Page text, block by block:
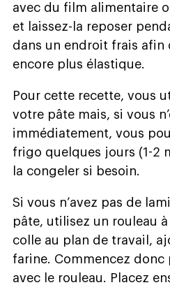
avec du film alimentaire
et laissez-la reposer
dans un endroit frais afin
encore plus élastique.
Pour cette recette, vous
votre pâte mais, si vous
immédiatement, vous
frigo quelques jours (1-2
la congeler si besoin.
Si vous n’avez pas de
pâte, utilisez un rouleau
colle au plan de travail,
farine. Commencez donc
avec le rouleau. Placez